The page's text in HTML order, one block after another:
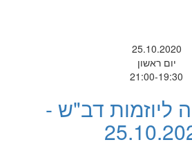
25.10.2020
יום ראשון
21:00-19:30
ליוזמות דב"ש -